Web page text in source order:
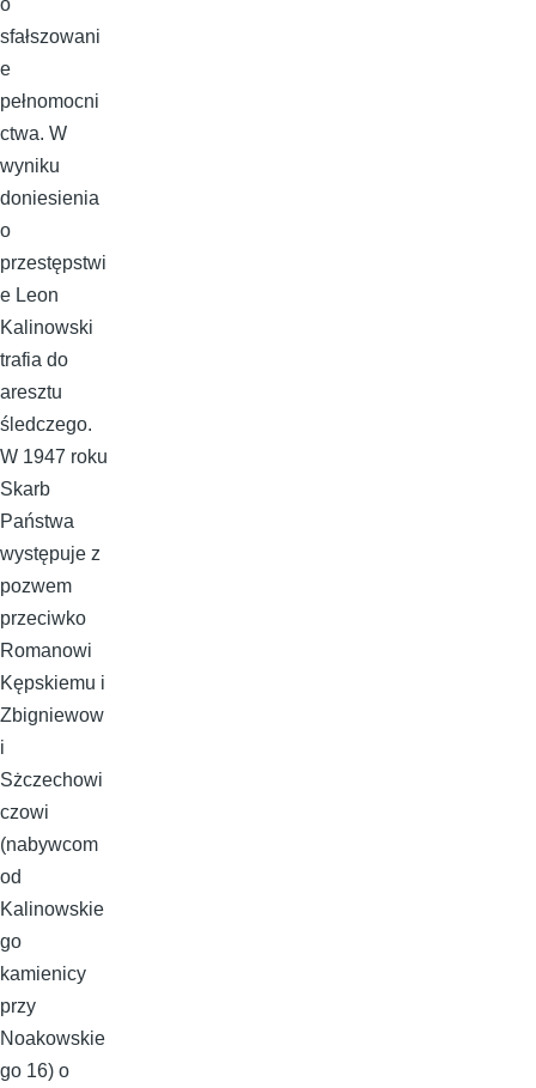
o
sfałszowani
e
pełnomocni
ctwa. W
wyniku
doniesienia
o
przestępstwi
e Leon
Kalinowski
trafia do
aresztu
śledczego.
W 1947 roku
Skarb
Państwa
występuje z
pozwem
przeciwko
Romanowi
Kępskiemu i
Zbigniewow
i
Sżczechowi
czowi
(nabywcom
od
Kalinowskie
go
kamienicy
przy
Noakowskie
go 16) o